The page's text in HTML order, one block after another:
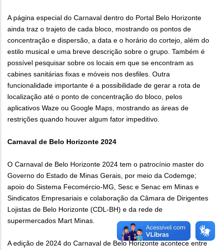
A página especial do Carnaval dentro do Portal Belo Horizonte
ainda traz o trajeto de cada bloco, mostrando os pontos de
concentração e dispersão, a data e o horário do cortejo, além do
estilo musical e uma breve descrição sobre o grupo. Também é
possível pesquisar sobre os locais em que se encontram as
cabines sanitárias fixas e móveis nos desfiles. Outra
funcionalidade importante é a possibilidade de gerar a rota de
localização até o ponto de concentração do bloco, pelos
aplicativos Waze ou Google Maps, mostrando as áreas de
restrições quando houver algum fator impeditivo.
Carnaval de Belo Horizonte 2024
O Carnaval de Belo Horizonte 2024 tem o patrocínio master do
Governo do Estado de Minas Gerais, por meio da Codemge;
apoio do Sistema Fecomércio-MG, Sesc e Senac em Minas e
Sindicatos Empresariais e colaboração da Câmara de Dirigentes
Lojistas de Belo Horizonte (CDL-BH) e da rede de
supermercados Mart Minas.
A edição de 2024 do Carnaval de Belo Horizonte acontece entre